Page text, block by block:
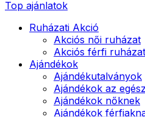
Top ajánlatok
Ruházati Akció
Akciós női ruházat
Akciós férfi ruházat
Ajándékok
Ajándékutalványok
Ajándékok az
Ajándékok nőknek
Ajándékok